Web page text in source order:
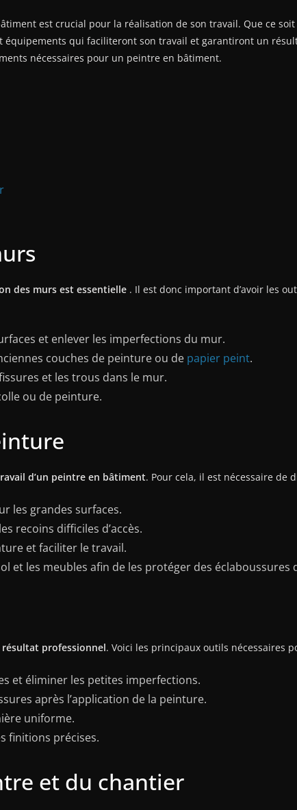
est crucial pour la réalisation de son travail. Que ce
équipements qui faciliteront son travail et garantiront un
nécessaires pour un peintre en bâtiment.
des murs est essentielle . Il est donc important d’avoir les
et enlever les imperfections du mur.
couches de peinture ou de papier peint.
et les trous dans le mur.
ou de peinture.
d’un peintre en bâtiment. Pour cela, il est nécessaire de
les grandes surfaces.
recoins difficiles d’accès.
et faciliter le travail.
et les meubles afin de les protéger des éclaboussures
professionnel. Voici les principaux outils nécessaires
et éliminer les petites imperfections.
après l’application de la peinture.
uniforme.
finitions précises.
et du chantier